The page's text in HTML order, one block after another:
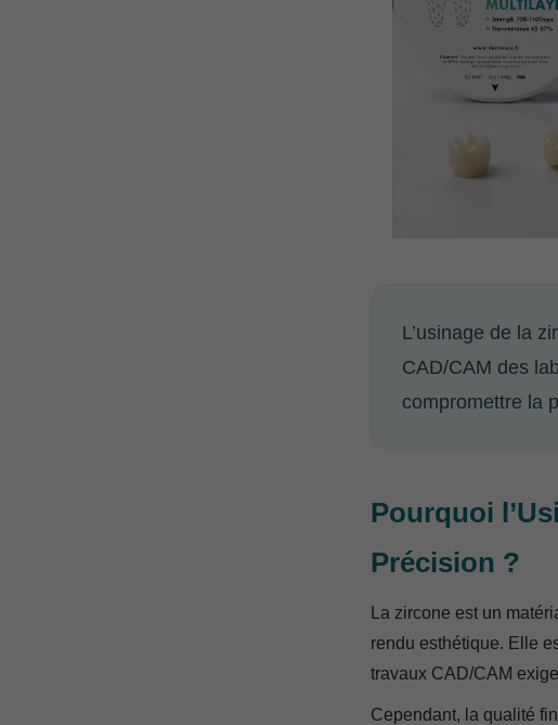
L’usinage de la
CAD/CAM des
compromettre la
Pourquoi
Précision ?
La zircone est un
rendu esthétique. Elle
travaux CAD/CAM
Cependant, la qualité